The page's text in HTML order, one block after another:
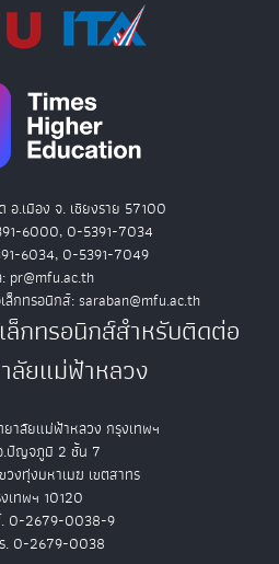
อ.เมือง จ. เชียงราย 57100
6000, 0-5391-7034
6034, 0-5391-7049
pr@mfu.ac.th
ล็กทรอนิกส์: saraban@mfu.ac.th
ล็กทรอนิกส์สำหรับติดต่อ
ลัยแม่ฟ้าหลวง
าลัยแม่ฟ้าหลวง กรุงเทพฯ
.ปัญจภูมิ 2 ชั้น 7
วงทุ่งมหาเมฆ เขตสาทร
เทพฯ 10120
0-2679-0038-9
. 0-2679-0038